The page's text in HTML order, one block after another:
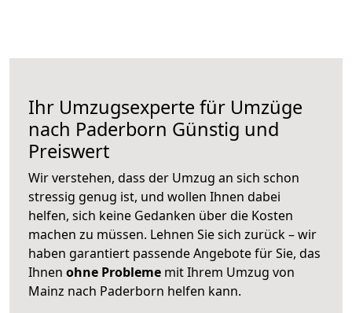
Ihr Umzugsexperte für Umzüge
nach Paderborn Günstig und
Preiswert
Wir verstehen, dass der Umzug an sich schon
stressig genug ist, und wollen Ihnen dabei
helfen, sich keine Gedanken über die Kosten
machen zu müssen. Lehnen Sie sich zurück – wir
haben garantiert passende Angebote für Sie, das
Ihnen ohne Probleme mit Ihrem Umzug von
Mainz nach Paderborn helfen kann.